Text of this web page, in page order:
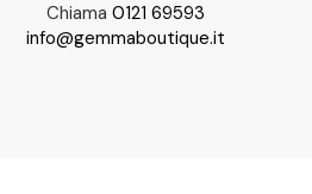
Chiama 0121 69593
info@gemmaboutique.it